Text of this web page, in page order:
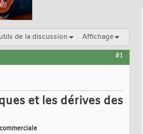
de la discussion Affichage
#1
et les dérives des